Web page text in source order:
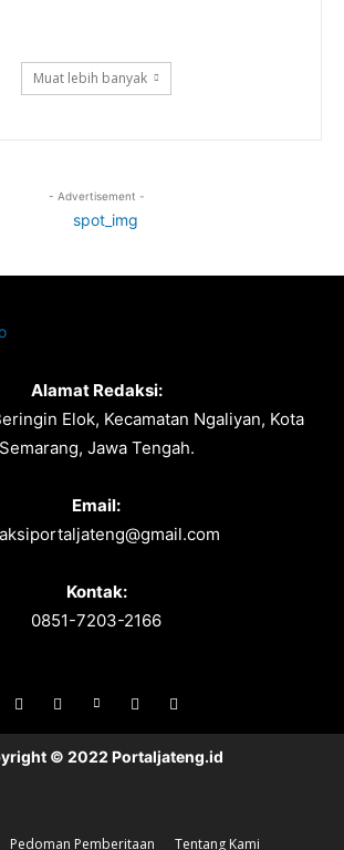
Muat lebih banyak
- Advertisement -
Alamat Redaksi:
Elok, Kecamatan Ngaliyan, Kota
Semarang, Jawa Tengah.
Email:
Kontak:
0851-7203-2166
© 2022 Portaljateng.id
Pedoman Pemberitaan Tentang Kami